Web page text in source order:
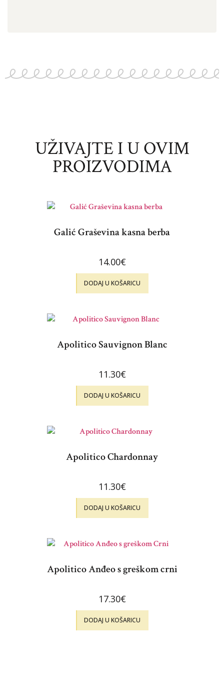
UŽIVAJTE I U OVIM
PROIZVODIMA
Galić Graševina kasna berba
14.00€
DODAJ U KOŠARICU
Apolitico Sauvignon Blanc
11.30€
DODAJ U KOŠARICU
Apolitico Chardonnay
11.30€
DODAJ U KOŠARICU
Apolitico Anđeo s greškom crni
17.30€
DODAJ U KOŠARICU